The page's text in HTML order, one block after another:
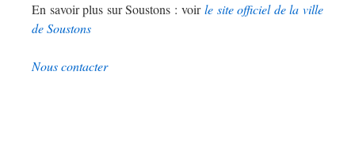
En savoir plus sur Soustons : voirle site officiel de la ville
de Soustons
Nous contacter